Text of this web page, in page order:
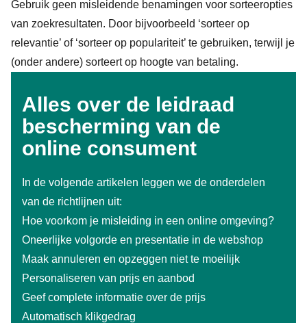
Gebruik geen misleidende benamingen voor sorteeropties
van zoekresultaten. Door bijvoorbeeld ‘sorteer op
relevantie’ of ‘sorteer op populariteit’ te gebruiken, terwijl je
(onder andere) sorteert op hoogte van betaling.
Alles over de leidraad
bescherming van de
online consument
In de volgende artikelen leggen we de onderdelen
van de richtlijnen uit:
Hoe voorkom je misleiding in een online omgeving?
Oneerlijke volgorde en presentatie in de webshop
Maak annuleren en opzeggen niet te moeilijk
Personaliseren van prijs en aanbod
Geef complete informatie over de prijs
Automatisch klikgedrag